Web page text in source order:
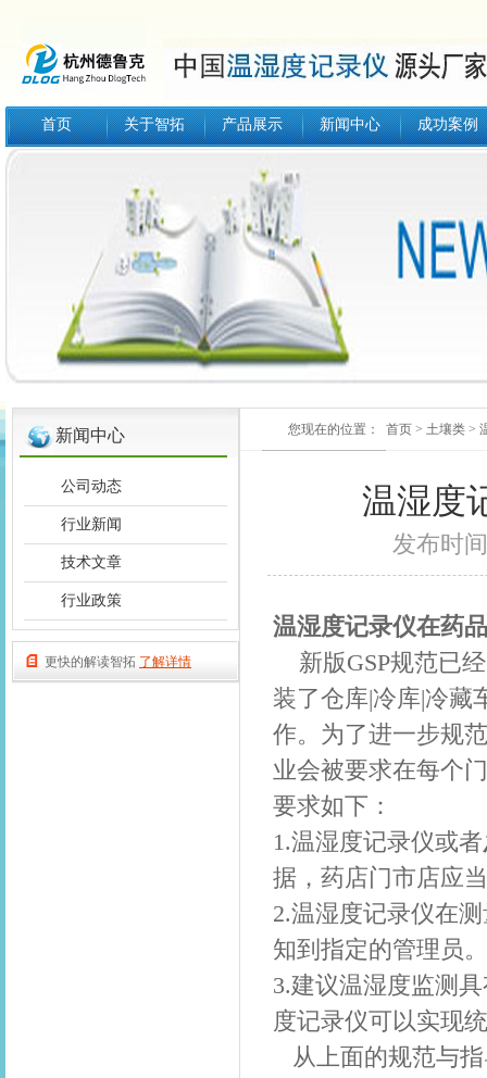
首页 关于智拓 产品展示 新闻中心 成功案例
新闻中心
公司动态
行业新闻
技术文章
行业政策
更快的解读智拓 了解详情
您现在的位置： 首页 > 土壤类 >
温湿度
发布时
温湿度记录仪在药
新版GSP规范已
装了仓库|冷库|冷藏
作。为了进一步规
业会被要求在每个
要求如下：
1.温湿度记录仪或者
据，药店门市店应
2.温湿度记录仪在
知到指定的管理员。
3.建议温湿度监测
度记录仪可以实现
从上面的规范与指